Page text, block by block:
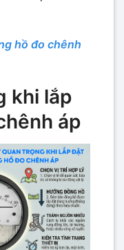
hồ đo chênh
khi lắp
áp